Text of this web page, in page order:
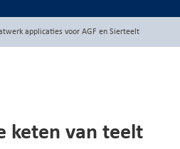
applicaties voor AGF en Sierteelt
keten van teelt